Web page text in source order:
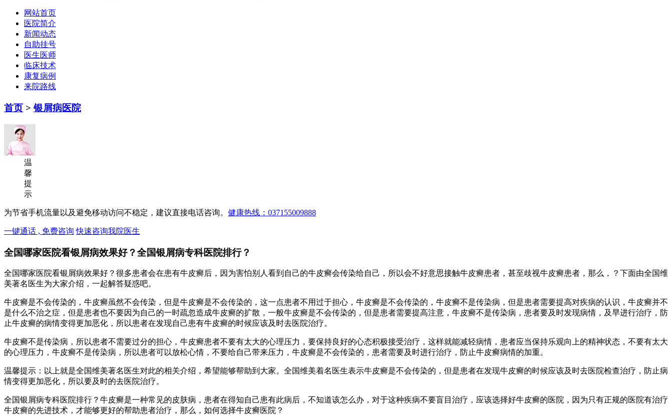
网站首页
医院简介
新闻动态
自助挂号
医生医师
临床技术
康复病例
来院路线
首页 >银屑病医院
温
馨
提
示
为节省手机流量以及避免移动访问不稳定，建议直接电话咨询。 健康热线：037155009888
一键通话 , 免费咨询 快速咨询我院医生
全国哪家医院看银屑病效果好？全国银屑病专科医院排行？
全国哪家医院看银屑病效果好？很多患者会在患有牛皮癣后，因为害怕别人看到自己的牛皮癣会传染给自己，所以会不好意思接触牛皮癣患者，甚至歧视牛皮癣患者，那么，？下面由全国维
美著名医生为大家介绍，一起解答疑惑吧。
牛皮癣是不会传染的，牛皮癣虽然不会传染，但是牛皮癣是不会传染的，这一点患者不用过于担心，牛皮癣是不会传染的，牛皮癣不是传染病，但是患者需要提高对疾病的认识，牛皮癣并不
是什么不治之症，但是患者也不要因为自己的一时疏忽造成牛皮癣的扩散，一般牛皮癣是不会传染的，但是患者需要提高注意，牛皮癣不是传染病，患者要及时发现病情，及早进行治疗，防
止牛皮癣的病情变得更加恶化，所以患者在发现自己患有牛皮癣的时候应该及时去医院治疗。
牛皮癣不是传染病，所以患者不需要过分的担心，牛皮癣患者不要有太大的心理压力，要保持良好的心态积极接受治疗，这样就能减轻病情，患者应当保持乐观向上的精神状态，不要有太大
的心理压力，牛皮癣不是传染病，所以患者可以放松心情，不要给自己带来压力，牛皮癣是不会传染的，患者需要及时进行治疗，防止牛皮癣病情的加重。
温馨提示：以上就是全国维美著名医生对此的相关介绍，希望能够帮助到大家。全国维美着名医生表示牛皮癣是不会传染的，但是患者在发现牛皮癣的时候应该及时去医院检查治疗，防止病
情变得更加恶化，所以要及时的去医院治疗。
全国银屑病专科医院排行？牛皮癣是一种常见的皮肤病，患者在得知自己患有此病后，不知道该怎么办，对于这种疾病不要盲目治疗，应该选择好牛皮癣的医院，因为只有正规的医院有治疗
牛皮癣的先进技术，才能够更好的帮助患者治疗，那么，如何选择牛皮癣医院？